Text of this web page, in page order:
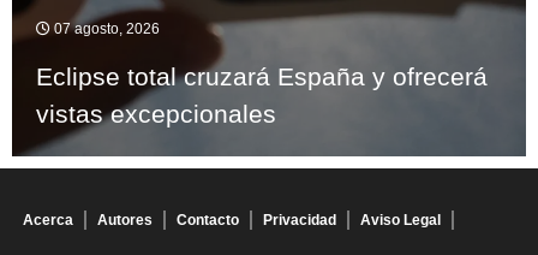
07 agosto, 2026
Eclipse total cruzará España y ofrecerá
vistas excepcionales
Acerca Autores Contacto Privacidad Aviso Legal